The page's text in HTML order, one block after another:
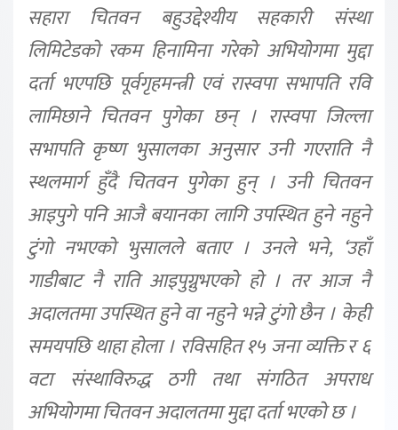
सहारा चितवन बहुउद्देश्यीय सहकारी संस्था
लिमिटेडको रकम हिनामिना गरेको अभियोगमा मुद्दा
दर्ता भएपछि पूर्वगृहमन्त्री एवं रास्वपा सभापति रवि
लामिछाने चितवन पुगेका छन् । रास्वपा जिल्ला
सभापति कृष्ण भुसालका अनुसार उनी गएराति नै
स्थलमार्ग हुँदै चितवन पुगेका हुन् । उनी चितवन
आइपुगे पनि आजै बयानका लागि उपस्थित हुने नहुने
टुंगो नभएको भुसालले बताए । उनले भने, ‘उहाँ
गाडीबाट नै राति आइपुग्नुभएको हो । तर आज नै
अदालतमा उपस्थित हुने वा नहुने भन्ने टुंगो छैन । केही
समयपछि थाहा होला । रविसहित १५ जना व्यक्ति र ६
वटा संस्थाविरुद्ध ठगी तथा संगठित अपराध
अभियोगमा चितवन अदालतमा मुद्दा दर्ता भएको छ ।